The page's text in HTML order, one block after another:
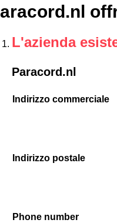
L'azienda
Paracord.nl
Indirizzo commerciale
Indirizzo postale
Phone number